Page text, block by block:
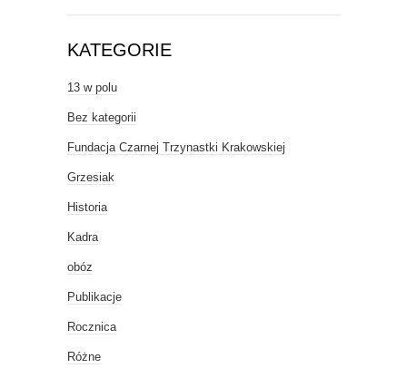
KATEGORIE
13 w polu
Bez kategorii
Fundacja Czarnej Trzynastki Krakowskiej
Grzesiak
Historia
Kadra
obóz
Publikacje
Rocznica
Różne